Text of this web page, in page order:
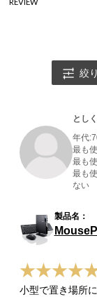
絞
とし
年代:
最も
最も
最も
ない
小型で置き場所